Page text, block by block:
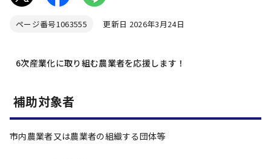
ページ番号1063555 更新日 2026年3月24日
6次産業化に取り組む農業者を応援します！
補助対象者
市内農業者又は農業者の組織する団体等